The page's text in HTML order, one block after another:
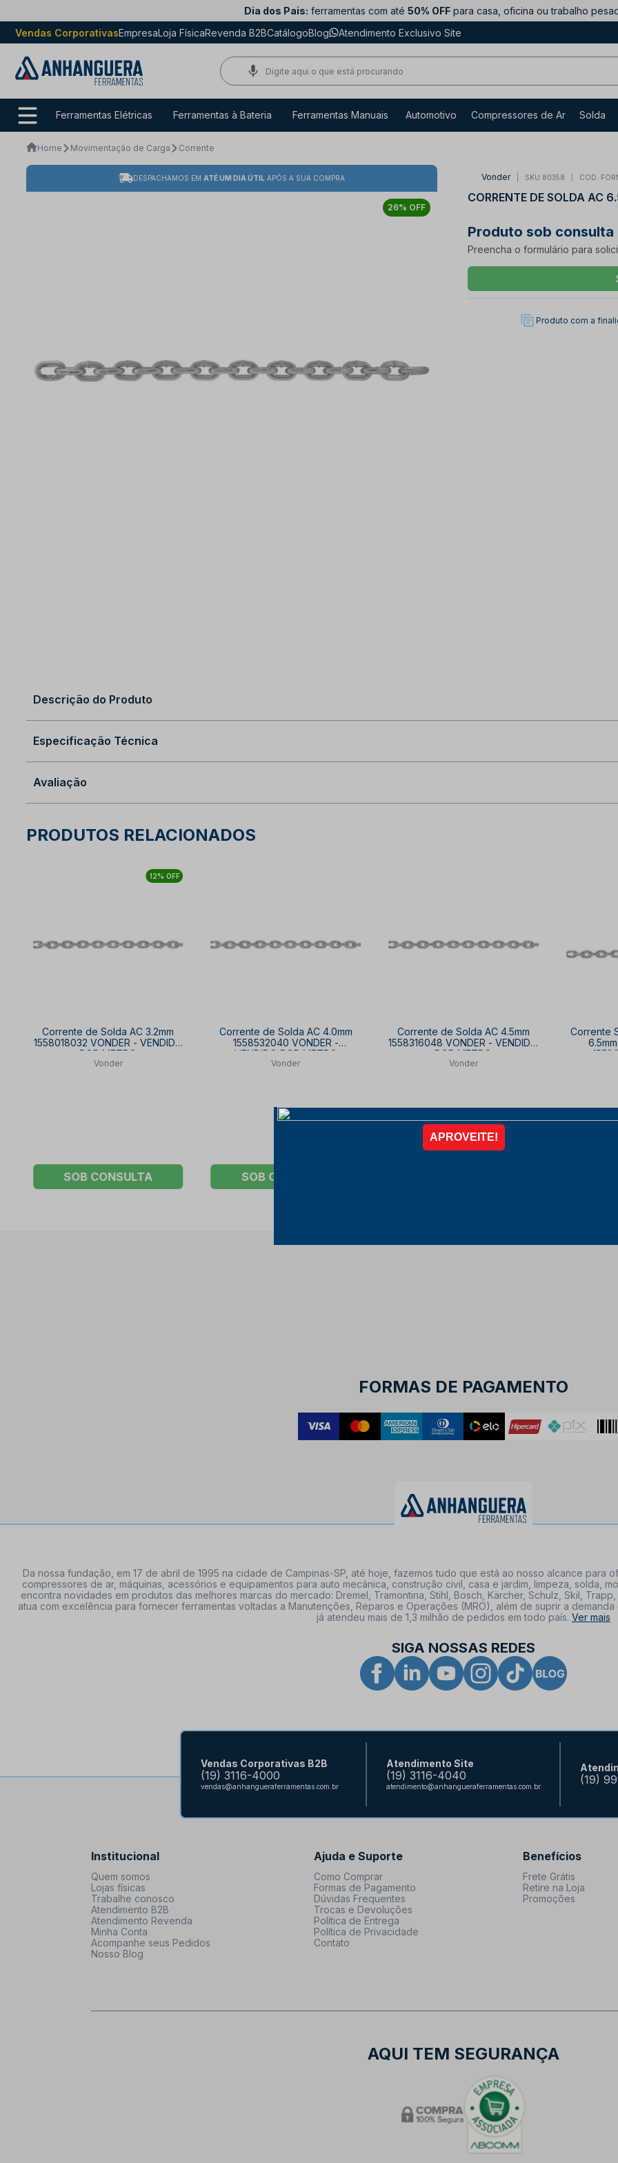
Dia dos Pais: ferramentas com até 50% OFF para casa, oficina ou trabalho
Vendas CorporativasEmpresaLoja FísicaRevenda B2BCatálogoBlog Atendimento Exclusivo Site
Ferramentas Elétricas Ferramentas à Bateria Ferramentas Manuais Automotivo Compressores de Ar Solda
Home Movimentação de Carga Corrente
DESPACHAMOS EM ATÉ UM DIA ÚTIL APÓS A SUA COMPRA
26% OFF
Vonder SKU 80358 COD.
CORRENTE DE SOLDA AC
Produto sob consulta
Preencha o formulário para
Produto com a
Descrição do Produto
Especificação Técnica
Avaliação
PRODUTOS RELACIONADOS
12% OFF
Corrente de Solda AC 3.2mm
1558018032 VONDER - VENDIDO
POR METRO
Vonder
SOB CONSULTA
Corrente de Solda AC 4.0mm
1558532040 VONDER -
VENDIDO POR METRO
Vonder
SOB CONSULTA
Corrente de Solda AC 4.5mm
1558316048 VONDER - VENDIDO
POR METRO
Vonder
Corrente
FORMAS DE PAGAMENTO
Da nossa fundação, em 17 de abril de 1995 na cidade de Campinas-SP, até hoje, fazemos tudo que está ao nosso alcance para
compressores de ar, máquinas, acessórios e equipamentos para auto mecânica, construção civil, casa e jardim, limpeza, solda,
encontra novidades em produtos das melhores marcas do mercado: Dremel, Tramontina, Stihl, Bosch, Kärcher, Schulz, Skil,
atua com excelência para fornecer ferramentas voltadas a Manutenções, Reparos e Operações (MRO), além de suprir a
já atendeu mais de 1,3 milhão de pedidos em todo país. Ver mais
SIGA NOSSAS REDES
Vendas Corporativas B2B
(19) 3116-4000
vendas@anhangueraferramentas.com.br
Atendimento Site
(19) 3116-4040
atendimento@anhangueraferramentas.com.br (19)
Institucional
Quem somos
Lojas físicas
Trabalhe conosco
Atendimento B2B
Atendimento Revenda
Minha Conta
Acompanhe seus Pedidos
Nosso Blog
Ajuda e Suporte
Como Comprar
Formas de Pagamento
Dúvidas Frequentes
Trocas e Devoluções
Política de Entrega
Política de Privacidade
Contato
Benefícios
Frete Grátis
Retire na Loja
Promoções
AQUI TEM SEGURANÇA